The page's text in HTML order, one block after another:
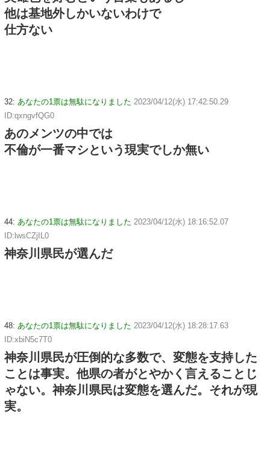
他は基地外しかいないわけで
仕方ない
32: あなたの1票は無駄になりました 2023/04/12(水) 17:42:50.29
ID:qxngvfQG0
あのメンツの中では
不倫が一番マシという現実でしか無い
44: あなたの1票は無駄になりました 2023/04/12(水) 18:16:52.07
ID:lwsCZjIL0
神奈川県民が選んだ
48: あなたの1票は無駄になりました 2023/04/12(水) 18:28:17.63
ID:xbiN5c7T0
神奈川県民が圧倒的な多数で、変態を支持した
ことは事実。他県の者がとやかく言えることじ
ゃない。神奈川県民は変態を選んだ。それが現
実。